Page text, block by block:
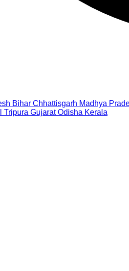
Bihar Chhattisgarh Madhya
Tripura Gujarat Odisha Kerala